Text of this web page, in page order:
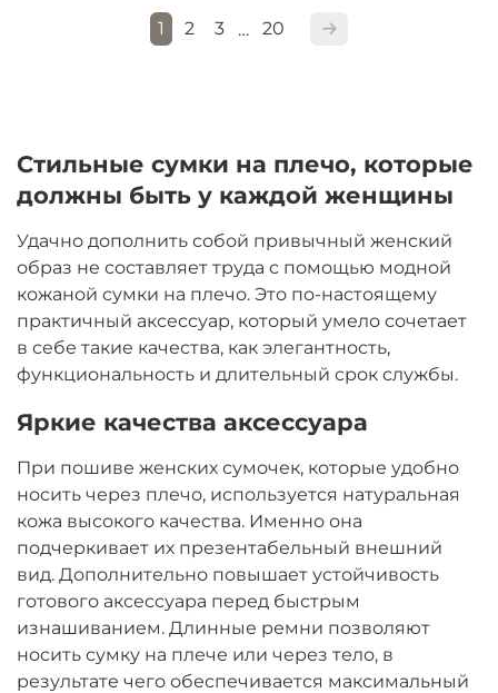
1 2 3 … 20
Стильные сумки на плечо, которые
должны быть у каждой женщины
Удачно дополнить собой привычный женский
образ не составляет труда с помощью модной
кожаной сумки на плечо. Это по-настоящему
практичный аксессуар, который умело сочетает
в себе такие качества, как элегантность,
функциональность и длительный срок службы.
Яркие качества аксессуара
При пошиве женских сумочек, которые удобно
носить через плечо, используется натуральная
кожа высокого качества. Именно она
подчеркивает их презентабельный внешний
вид. Дополнительно повышает устойчивость
готового аксессуара перед быстрым
изнашиванием. Длинные ремни позволяют
носить сумку на плече или через тело, в
результате чего обеспечивается максимальный